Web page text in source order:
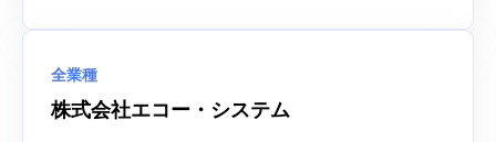
全業種
株式会社エコー・システム